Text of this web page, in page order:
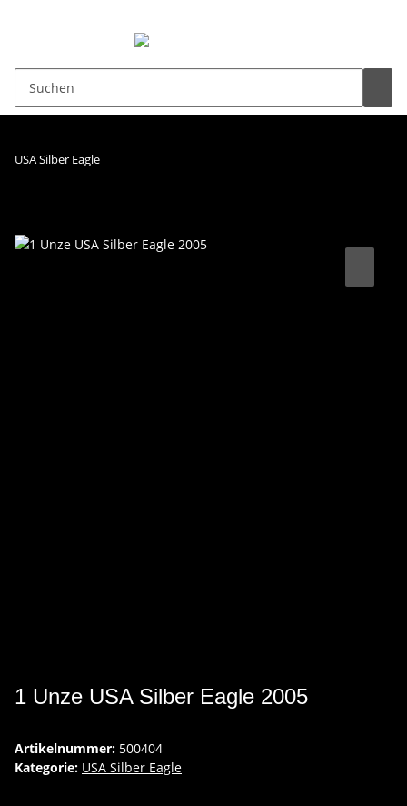
USA Silber Eagle
1 Unze USA Silber Eagle 2005
Artikelnummer: 500404
Kategorie: USA Silber Eagle